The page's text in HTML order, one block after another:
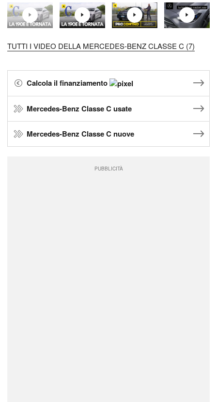
TUTTI I VIDEO DELLA MERCEDES-BENZ CLASSE C (7)
Calcola il finanziamento
Mercedes-Benz Classe C usate
Mercedes-Benz Classe C nuove
PUBBLICITÀ